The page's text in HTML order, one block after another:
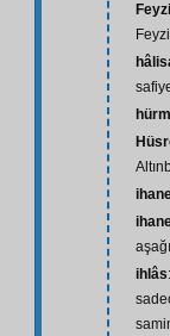
Feyzi
ihlâs